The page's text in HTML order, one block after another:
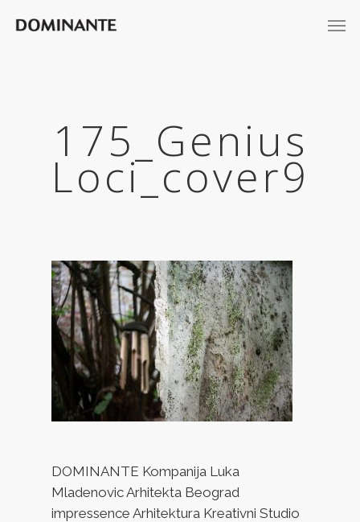
175_Genius
Loci_cover9
DOMINANTE Kompanija Luka
Mladenovic Arhitekta Beograd
impressence Arhitektura Kreativni Studio